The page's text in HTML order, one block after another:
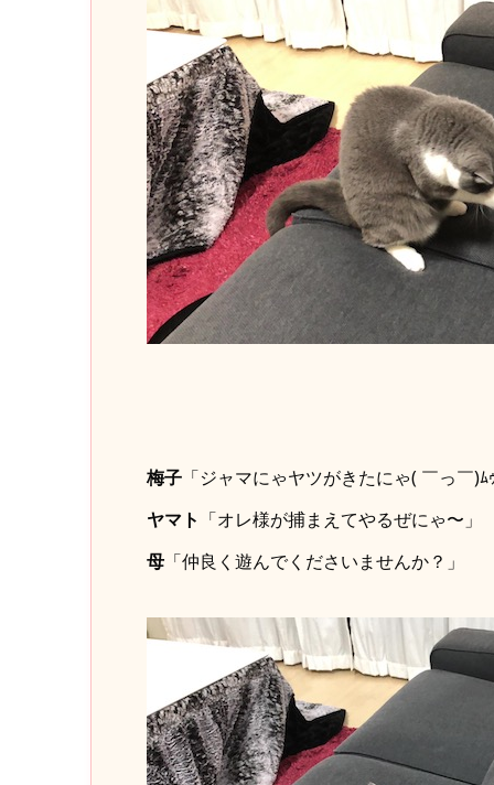
梅子「ジャマにゃヤツがきたにゃ( ￣っ￣)ﾑ
ヤマト 「オレ様が捕まえてやるぜにゃ〜」
母「仲良く遊んでくださいませんか？」